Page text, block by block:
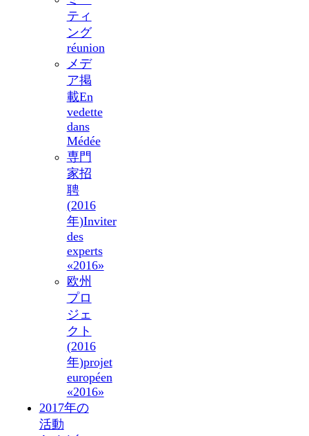
ティ
ング
réunion
メデ
ア掲
載En
vedette
dans
Médée
専門
家招
聘
(2016
年)Inviter
des
experts
«2016»
欧州
プロ
ジェ
クト
(2016
年)projet
européen
«2016»
2017年の
活動